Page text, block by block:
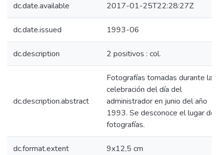
dc.date.available 2017-01-25T22:28:27Z
dc.date.issued 1993-06
dc.description 2 positivos : col.
dc.description.abstract
Fotografías tomadas durante la
celebración del día del
administrador en junio del año
1993. Se desconoce el lugar de
fotografías.
dc.format.extent 9x12,5 cm